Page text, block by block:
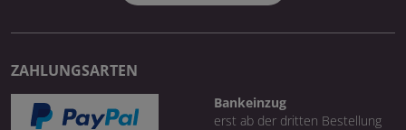
ZAHLUNGSARTEN
Bankeinzug
erst ab der dritten Bestellung